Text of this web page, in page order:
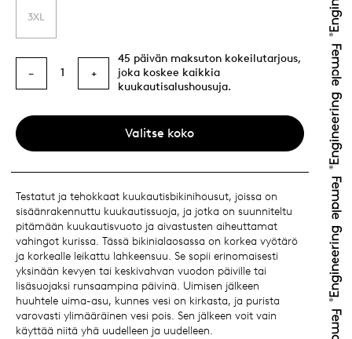
3XL
− 1 +
45 päivän maksuton kokeilutarjous,
joka koskee kaikkia
kuukautisalushousuja.
Valitse koko
Testatut ja tehokkaat kuukautisbikinihousut, joissa on
sisäänrakennuttu kuukautissuoja, ja jotka on suunniteltu
pitämään kuukautisvuoto ja aivastusten aiheuttamat
vahingot kurissa. Tässä bikinialaosassa on korkea vyötärö
ja korkealle leikattu lahkeensuu. Se sopii erinomaisesti
yksinään kevyen tai keskivahvan vuodon päiville tai
lisäsuojaksi runsaampina päivinä. Uimisen jälkeen
huuhtele uima-asu, kunnes vesi on kirkasta, ja purista
varovasti ylimääräinen vesi pois. Sen jälkeen voit vain
käyttää niitä yhä uudelleen ja uudelleen.